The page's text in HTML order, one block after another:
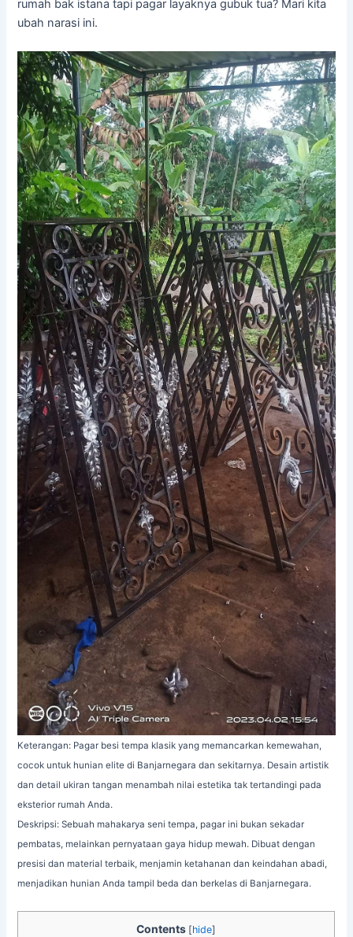
rumah bak istana tapi pagar layaknya gubuk tua? Mari kita
ubah narasi ini.
Keterangan: Pagar besi tempa klasik yang memancarkan kemewahan,
cocok untuk hunian elite di Banjarnegara dan sekitarnya. Desain artistik
dan detail ukiran tangan menambah nilai estetika tak tertandingi pada
eksterior rumah Anda.
Deskripsi: Sebuah mahakarya seni tempa, pagar ini bukan sekadar
pembatas, melainkan pernyataan gaya hidup mewah. Dibuat dengan
presisi dan material terbaik, menjamin ketahanan dan keindahan abadi,
menjadikan hunian Anda tampil beda dan berkelas di Banjarnegara.
Contents [hide]